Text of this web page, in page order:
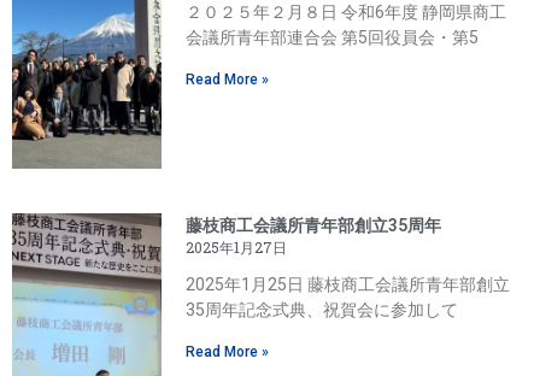
２０２５年２月８日 令和6年度 静岡県商工
会議所青年部連合会 第5回役員会・第5
Read More »
藤枝商工会議所青年部創立35周年
2025年1月27日
2025年1月25日 藤枝商工会議所青年部創立
35周年記念式典、祝賀会に参加して
Read More »